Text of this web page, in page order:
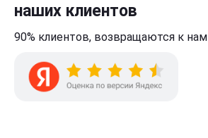
наших клиентов
90% клиентов, возвращаются к нам